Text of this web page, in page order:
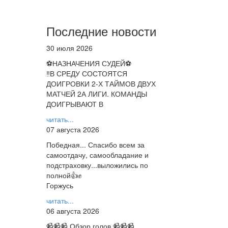
Последние новости
30 июля 2026
⚽НАЗНАЧЕНИЯ СУДЕЙ⚽
‼В СРЕДУ СОСТОЯТСЯ
ДОИГРОВКИ 2-Х ТАЙМОВ ДВУХ
МАТЧЕЙ 2А ЛИГИ. КОМАНДЫ
ДОИГРЫВАЮТ В
читать...
07 августа 2026
Победная... Спасибо всем за
самоотдачу, самообладание и
подстраховку...выложились по
полной👍✊
Горжусь
читать...
06 августа 2026